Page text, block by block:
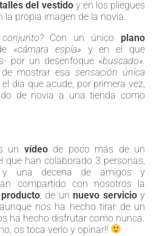
del vestidoy en los pliegues
la propia imagen de la novia.
Con un único plano
«cámara espía» y en el que
por un desenfoque «buscado».
mostrar esa sensación única
día que acude, por primera vez,
de novia a una tienda como
un vídeode poco más de un
que han colaborado 3 personas,
una decena de amigos y
compartido con nosotros la
, de unnuevo servicioy
nos ha hecho tirar de un
ha hecho disfrutar como nunca.
os toca verlo y opinar!!